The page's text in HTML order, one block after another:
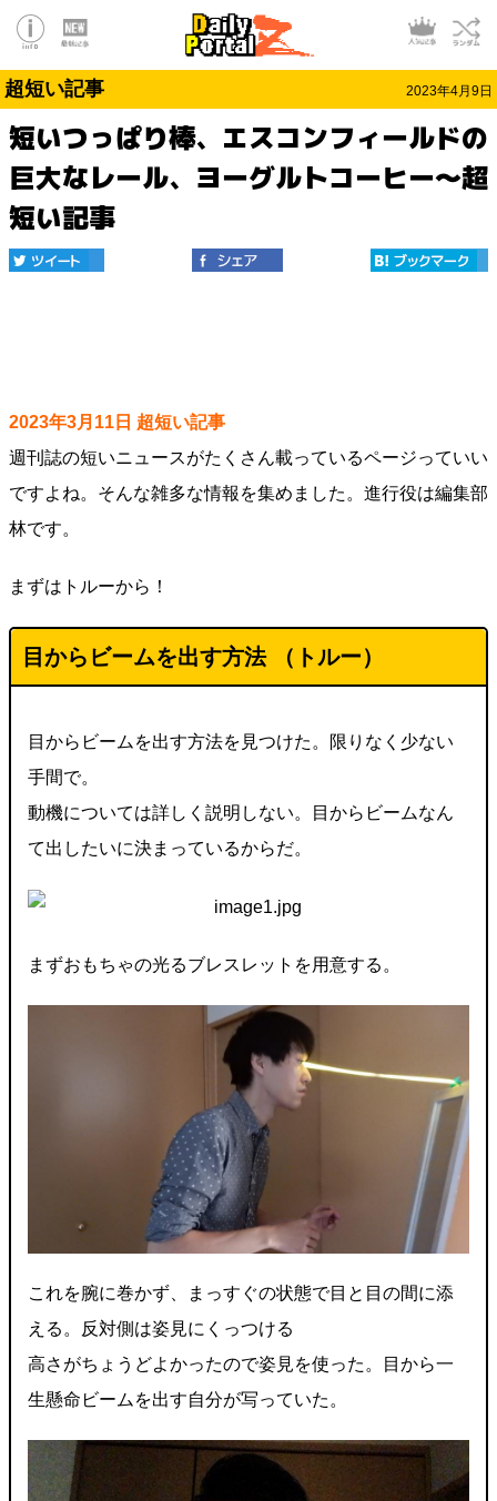
超短い記事 2023年4月9日
短いつっぱり棒、エスコンフィールドの
巨大なレール、ヨーグルトコーヒー～超
短い記事
2023年3月11日 超短い記事
週刊誌の短いニュースがたくさん載っているページっていい
ですよね。そんな雑多な情報を集めました。進行役は編集部
林です。
まずはトルーから！
目からビームを出す方法 （トルー）
目からビームを出す方法を見つけた。限りなく少ない
手間で。
動機については詳しく説明しない。目からビームなん
て出したいに決まっているからだ。
まずおもちゃの光るブレスレットを用意する。
これを腕に巻かず、まっすぐの状態で目と目の間に添
える。反対側は姿見にくっつける
高さがちょうどよかったので姿見を使った。目から一
生懸命ビームを出す自分が写っていた。